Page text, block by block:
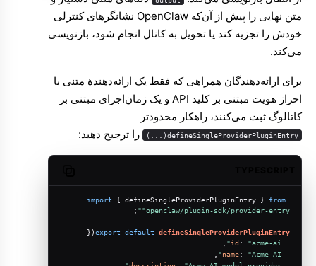
متن نهایی را پیش از آن‌که OpenClaw نشانگرهای کنترلی
خودش را تجزیه کند یا تحویل به کانال انجام شود، بازنویسی
می‌کند.
برای ارائه‌دهندگان همراهی که فقط یک ارائه‌دهندهٔ متنی با
احراز هویت مبتنی بر کلید API و یک زمان‌اجرای مبتنی بر
کاتالوگ ثبت می‌کنند، راهکار محدودتر
defineSingleProviderPluginEntry(...) را ترجیح دهید:
import { defineSingleProviderPluginEntry } from
"openclaw/plugin-sdk/provider-entry"
;
export default defineSingleProviderPluginEntry
({
id : "acme-ai"
,
name: "Acme AI"